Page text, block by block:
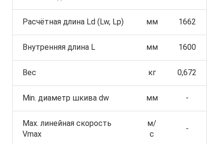
Расчётная длина Ld (Lw, Lp) мм 1662
Внутренняя длина L мм 1600
Вес кг 0,672
Min. диаметр шкива dw мм -
Max. линейная скорость
Vmax
м/
с
-